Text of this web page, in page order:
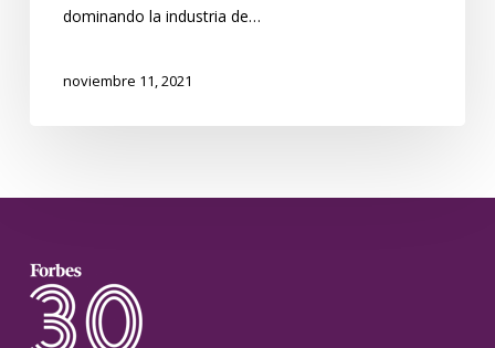
dominando la industria de…
noviembre 11, 2021